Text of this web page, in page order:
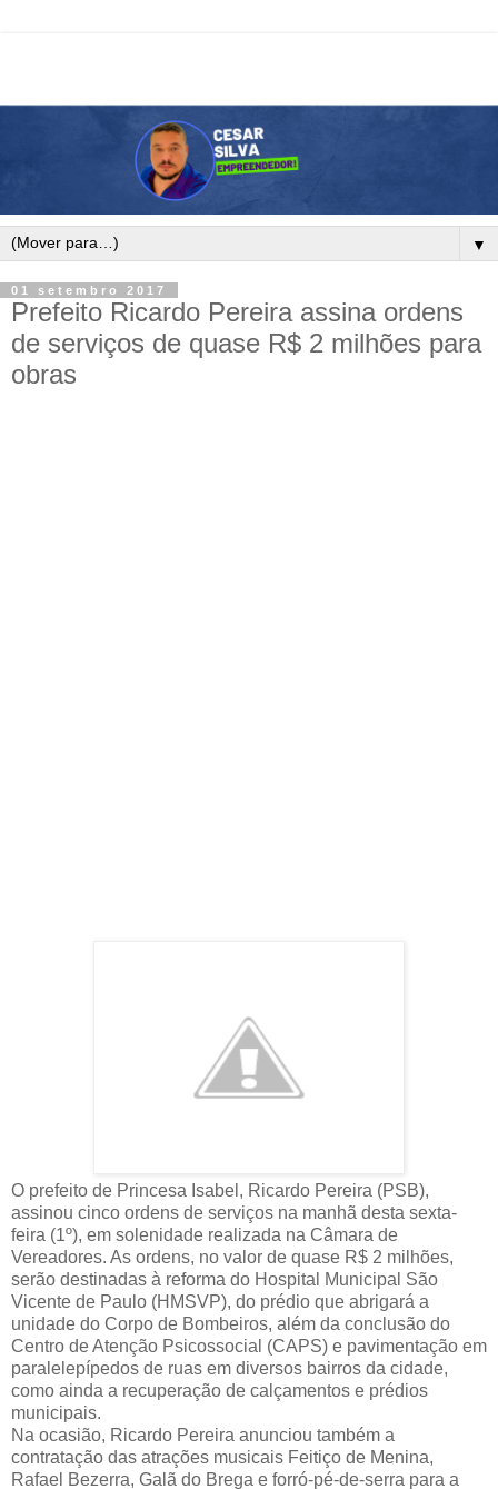
▼
01 setembro 2017
Prefeito Ricardo Pereira assina ordens
de serviços de quase R$ 2 milhões para
obras
O prefeito de Princesa Isabel, Ricardo Pereira (PSB),
assinou cinco ordens de serviços na manhã desta sexta-
feira (1º), em solenidade realizada na Câmara de
Vereadores. As ordens, no valor de quase R$ 2 milhões,
serão destinadas à reforma do Hospital Municipal São
Vicente de Paulo (HMSVP), do prédio que abrigará a
unidade do Corpo de Bombeiros, além da conclusão do
Centro de Atenção Psicossocial (CAPS) e pavimentação em
paralelepípedos de ruas em diversos bairros da cidade,
como ainda a recuperação de calçamentos e prédios
municipais.
Na ocasião, Ricardo Pereira anunciou também a
contratação das atrações musicais Feitiço de Menina,
Rafael Bezerra, Galã do Brega e forró-pé-de-serra para a